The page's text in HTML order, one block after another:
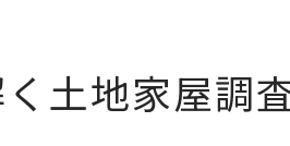
土地家屋調